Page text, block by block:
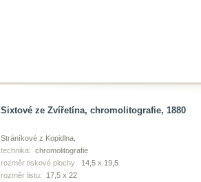
Sixtové ze Zvířetína, chromolitografie, 1880
Stráníkové z Kopidlna,
technika: chromolitografie
rozměr tiskové plochy:
14,5 x 19,5
rozměr listu:
17,5 x 22